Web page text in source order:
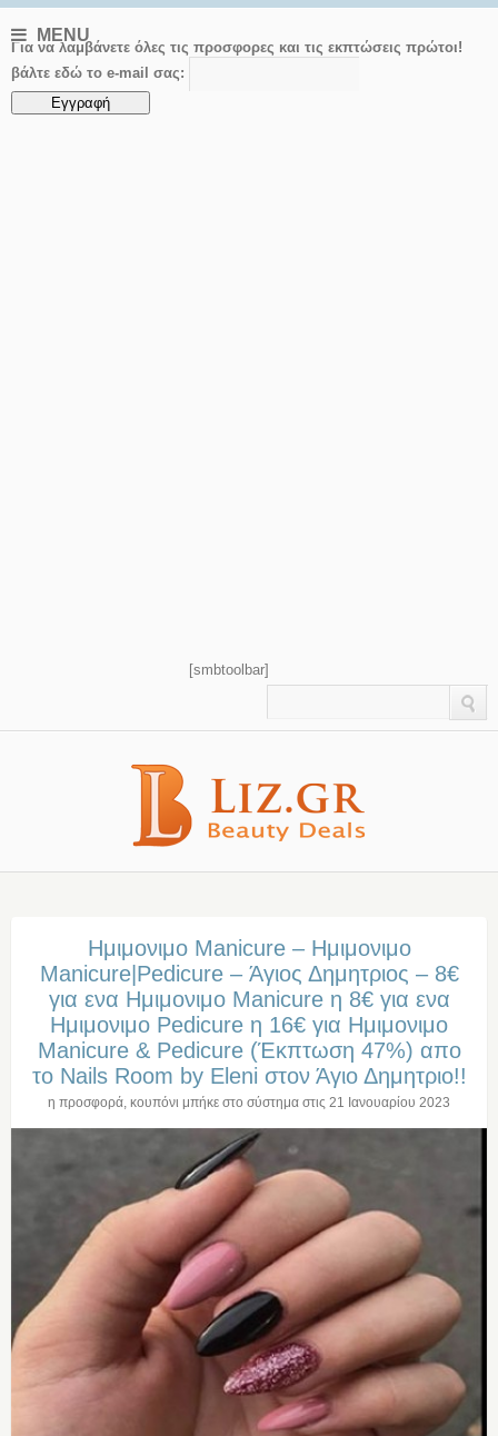
MENU
Για να λαμβάνετε όλες τις προσφορες και τις εκπτώσεις πρώτοι!
βάλτε εδώ το e-mail σας:
[smbtoolbar]
Ημιμονιμο Manicure – Ημιμονιμο
Manicure|Pedicure – Άγιος Δημητριος – 8€
για ενα Ημιμονιμο Manicure η 8€ για ενα
Ημιμονιμο Pedicure η 16€ για Ημιμονιμο
Manicure & Pedicure (Έκπτωση 47%) απο
το Nails Room by Eleni στον Άγιο Δημητριο!!
η προσφορά, κουπόνι μπήκε στο σύστημα στις 21 Ιανουαρίου 2023